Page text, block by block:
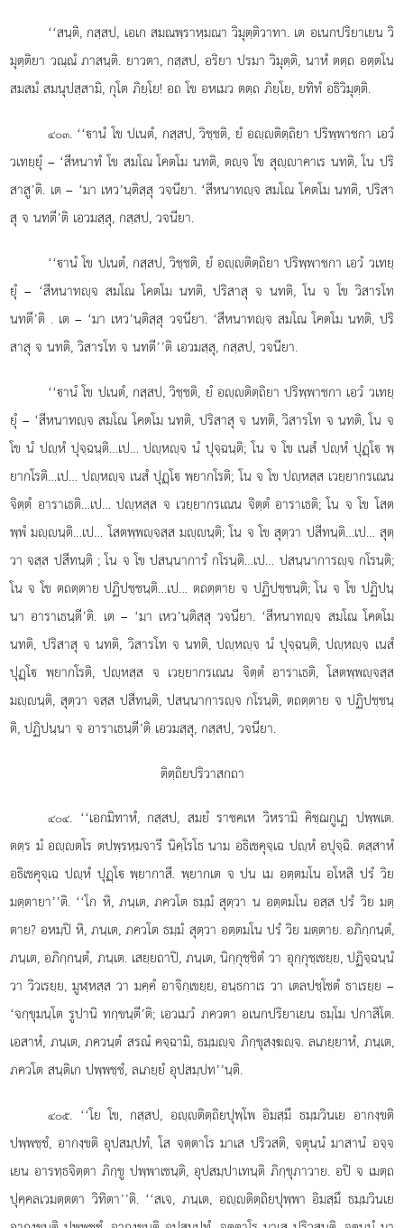
‘‘สนฺติ, กสฺสป, เอเก สมณพฺราหฺมณา วิมุตฺติวาทา. เต อเนกปริยาเยน วิ
มุตฺติยา วณฺณํ ภาสนฺติ. ยาวตา, กสฺสป, อริยา ปรมา วิมุตฺติ, นาหํ ตตฺถ อตฺตโน
สมสมํ สมนุปสฺสามิ, กุโต ภิยฺโย! อถ โข อหเมว ตตฺถ ภิยฺโย, ยทิทํ อธิวิมุตฺติ.
๔๐๓. ‘‘านํโข ปเนตํ, กสฺสป, วิชฺชติ, ยํ อฺติตฺถิยา ปริพฺพาชกา เอวํ
วเทยฺยุํ – ‘สีหนาทํ โข สมโณ โคตโม นทติ, ตฺจ โข สุฺาคาเร นทติ, โน ปริ
สาสู’ติ. เต – ‘มา เหว’นฺติสฺสุ วจนียา. ‘สีหนาทฺจ สมโณ โคตโม นทติ, ปริสา
สุ จ นทตี’ติ เอวมสฺสุ, กสฺสป, วจนียา.
‘‘านํ โข ปเนตํ, กสฺสป, วิชฺชติ, ยํ อฺติตฺถิยา ปริพฺพาชกา เอวํ วเทยฺ
ยุํ – ‘สีหนาทฺจ สมโณ โคตโม นทติ, ปริสาสุ จ นทติ, โน จ โข วิสารโท
นทตี’ติ . เต – ‘มา เหว’นฺติสฺสุ วจนียา. ‘สีหนาทฺจ สมโณ โคตโม นทติ, ปริ
สาสุ จ นทติ, วิสารโท จ นทตี’’ติ เอวมสฺสุ, กสฺสป, วจนียา.
‘‘านํ โข ปเนตํ, กสฺสป, วิชฺชติ, ยํ อฺติตฺถิยา ปริพฺพาชกา เอวํ วเทยฺ
ยุํ – ‘สีหนาทฺจ สมโณ โคตโม นทติ, ปริสาสุ จ นทติ, วิสารโท จ นทติ, โน จ
โข นํ ปฺหํ ปุจฺฉนฺติ…เป… ปฺหฺจ นํ ปุจฺฉนฺติ; โน จ โข เนสํ ปฺหํ ปุฏฺโ พฺ
ยากโรติ…เป… ปฺหฺจ เนสํ ปุฏฺโ พฺยากโรติ; โน จ โข ปฺหสฺส เวยฺยากรเณน
จิตฺตํ อาราเธติ…เป… ปฺหสฺส จ เวยฺยากรเณน จิตฺตํ อาราเธติ; โน จ โข โสต
พฺพํ มฺนฺติ…เป… โสตพฺพฺจสฺส มฺนฺติ; โน จ โข สุตฺวา ปสีทนฺติ…เป… สุตฺ
วา จสฺส ปสีทนฺติ ; โน จ โข ปสนฺนาการํ กโรนฺติ…เป… ปสนฺนาการฺจ กโรนฺติ;
โน จ โข ตถตฺตาย ปฏิปชฺชนฺติ…เป… ตถตฺตาย จ ปฏิปชฺชนฺติ; โน จ โข ปฏิปนฺ
นา อาราเธนฺตี’ติ. เต – ‘มา เหว’นฺติสฺสุ วจนียา. ‘สีหนาทฺจ สมโณ โคตโม
นทติ, ปริสาสุ จ นทติ, วิสารโท จ นทติ, ปฺหฺจ นํ ปุจฺฉนฺติ, ปฺหฺจ เนสํ
ปุฏฺโ พฺยากโรติ, ปฺหสฺส จ เวยฺยากรเณน จิตฺตํ อาราเธติ, โสตพฺพฺจสฺส
มฺนฺติ, สุตฺวา จสฺส ปสีทนฺติ, ปสนฺนาการฺจ กโรนฺติ, ตถตฺตาย จ ปฏิปชฺชนฺ
ติ, ปฏิปนฺนา จ อาราเธนฺตี’ติ เอวมสฺสุ, กสฺสป, วจนียา.
ติตฺถิยปริวาสกถา
๔๐๔. ‘‘เอกมิทาหํ, กสฺสป, สมยํ ราชคเห วิหรามิ คิชฺฌกูเฏ ปพฺพเต.
ตตฺร มํ อฺตโร ตปพฺรหฺมจารี นิคฺโรโธ นาม อธิเชคุจฺเฉ ปฺหํ อปุจฺฉิ. ตสฺสาหํ
อธิเชคุจฺเฉ ปฺหํ ปุฏฺโ พฺยากาสึ. พฺยากเต จ ปน เม อตฺตมโน อโหสิ ปรํ วิย
มตฺตายา’’ติ. ‘‘โก หิ, ภนฺเต, ภควโต ธมฺมํ สุตฺวา น อตฺตมโน อสฺส ปรํ วิย มตฺ
ตาย? อหมฺปิ หิ, ภนฺเต, ภควโต ธมฺมํ สุตฺวา อตฺตมโน ปรํ วิย มตฺตาย. อภิกฺกนฺตํ,
ภนฺเต, อภิกฺกนฺตํ, ภนฺเต. เสยฺยถาปิ, ภนฺเต, นิกฺกุชฺชิตํ วา อุกฺกุชฺเชยฺย, ปฏิจฺฉนฺนํ
วา วิวเรยฺย, มูฬฺหสฺส วา มคฺคํ อาจิกฺเขยฺย, อนฺธกาเร วา เตลปชฺโชตํ ธาเรยฺย –
‘จกฺขุมนฺโต รูปานิ ทกฺขนฺตี’ติ; เอวเมวํ ภควตา อเนกปริยาเยน ธมฺโม ปกาสิโต.
เอสาหํ, ภนฺเต, ภควนฺตํ สรณํ คจฺฉามิ, ธมฺมฺจ ภิกฺขุสงฺฆฺจ. ลเภยฺยาหํ, ภนฺเต,
ภควโต สนฺติเก ปพฺพชฺชํ, ลเภยฺยํ อุปสมฺปท’’นฺติ.
๔๐๕. ‘‘โยโข, กสฺสป, อฺติตฺถิยปุพฺโพ อิมสฺมึ ธมฺมวินเย อากงฺขติ
ปพฺพชฺชํ, อากงฺขติ อุปสมฺปทํ, โส จตฺตาโร มาเส ปริวสติ, จตุนฺนํ มาสานํ อจฺจ
เยน อารทฺธจิตฺตา ภิกฺขู ปพฺพาเชนฺติ, อุปสมฺปาเทนฺติ ภิกฺขุภาวาย. อปิ จ เมตฺถ
ปุคฺคลเวมตฺตตา วิทิตา’’ติ. ‘‘สเจ, ภนฺเต, อฺติตฺถิยปุพฺพา อิมสฺมึ ธมฺมวินเย